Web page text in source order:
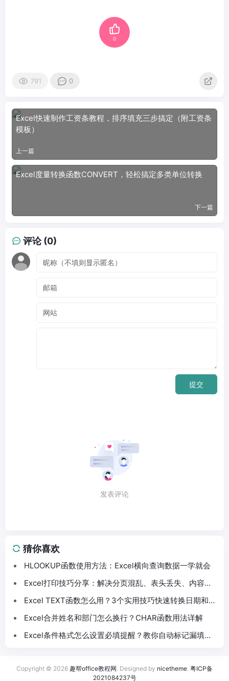
0
791 0
Excel快速制作工资条教程，排序填充三步搞定（附工资条
模板）
上一篇
Excel度量转换函数CONVERT，轻松搞定多类单位转换
下一篇
评论 (0)
提交
发表评论
猜你喜欢
HLOOKUP函数使用方法：Excel横向查询数据一学就会
Excel打印技巧分享：解决分页混乱、表头丢失、内容截
Excel TEXT函数怎么用？3个实用技巧快速转换日期和数
Excel合并姓名和部门怎么换行？CHAR函数用法详解
Excel条件格式怎么设置必填提醒？教你自动标记漏填数
Copyright © 2026 趣帮office教程网. Designed by nicetheme. 粤ICP备
2021084237号